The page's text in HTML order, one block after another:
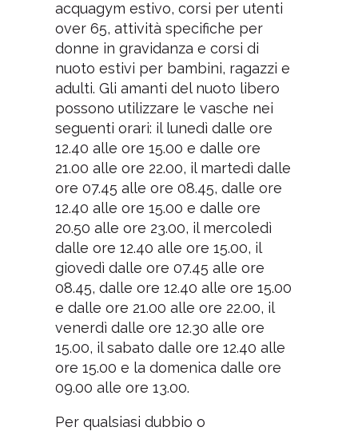
acquagym estivo, corsi per utenti
over 65, attività specifiche per
donne in gravidanza e corsi di
nuoto estivi per bambini, ragazzi e
adulti. Gli amanti del nuoto libero
possono utilizzare le vasche nei
seguenti orari: il lunedì dalle ore
12.40 alle ore 15.00 e dalle ore
21.00 alle ore 22.00, il martedì dalle
ore 07.45 alle ore 08.45, dalle ore
12.40 alle ore 15.00 e dalle ore
20.50 alle ore 23.00, il mercoledì
dalle ore 12.40 alle ore 15.00, il
giovedì dalle ore 07.45 alle ore
08.45, dalle ore 12.40 alle ore 15.00
e dalle ore 21.00 alle ore 22.00, il
venerdì dalle ore 12.30 alle ore
15.00, il sabato dalle ore 12.40 alle
ore 15.00 e la domenica dalle ore
09.00 alle ore 13.00.
Per qualsiasi dubbio o